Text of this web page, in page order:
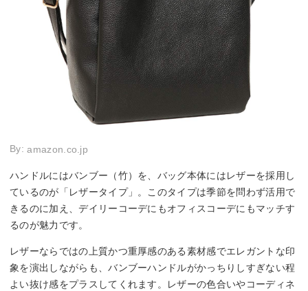
By:amazon.co.jp
ハンドルにはバンブー（竹）を、バッグ本体にはレザーを採用し
ているのが「レザータイプ」。このタイプは季節を問わず活用で
きるのに加え、デイリーコーデにもオフィスコーデにもマッチす
るのが魅力です。
レザーならではの上質かつ重厚感のある素材感でエレガントな印
象を演出しながらも、バンブーハンドルがかっちりしすぎない程
よい抜け感をプラスしてくれます。レザーの色合いやコーディネ